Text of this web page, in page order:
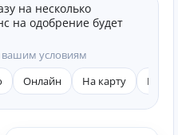
на несколько
на одобрение будет
условиям
Онлайн На карту